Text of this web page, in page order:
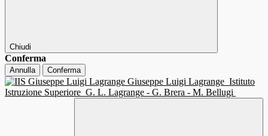
Chiudi
Conferma
Annulla Conferma
Giuseppe Luigi Lagrange Istituto
Istruzione Superiore G. L. Lagrange - G. Brera - M. Bellugi